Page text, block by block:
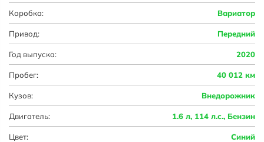
Коробка: Вариатор
Привод: Передний
Год выпуска: 2020
Пробег: 40 012 км
Кузов: Внедорожник
Двигатель: 1.6 л, 114 л.с., Бензин
Цвет: Синий